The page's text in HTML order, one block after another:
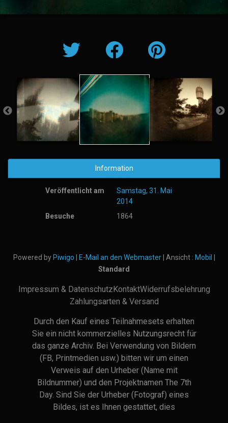
Information
Veröffentlicht am
Samstag, 31. Mai
2014
Besuche
1864
Powered byPiwigo | E-Mail an den Webmaster| Ansicht : Mobil |
Standard
Impressum & DatenschutzKontaktWiderrufsbelehrung
Zahlungsarten & Versand
Durch den Kauf eines Teilnahmesets erhalten
Sie ein nicht kommerzielles Nutzungsrecht für
das ganze Archiv. Bei Verwendung von Bildern
(FB, Printmedien usw.) bitten wir um einen
Verweis auf den Urheber (Name mit
Bildnummer) und den Projektnamen The 7th
Day. Sind Sie der Urheber (Fotograf) eines
Bildes, ist es Ihnen gestattet, dies